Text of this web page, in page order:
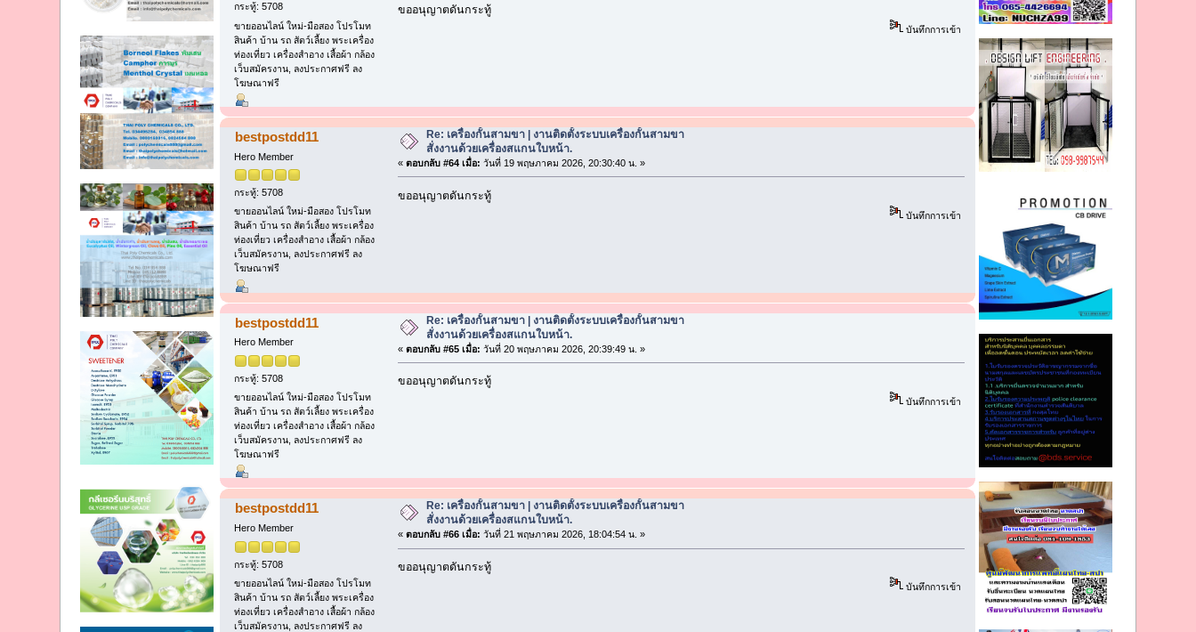
กระทู้: 5708
ขายออนไลน์ ใหม่-มือสอง โปรโมท
สินค้า บ้าน รถ สัตว์เลี้ยง พระเครื่อง
ท่องเที่ยว เครื่องสำอาง เสื้อผ้า กล้อง
เว็บสมัครงาน, ลงประกาศฟรี ลง
โฆษณาฟรี
ขออนุญาตดันกระทู้
บันทึกการเข้า
bestpostdd11
Hero Member
กระทู้: 5708
ขายออนไลน์ ใหม่-มือสอง โปรโมท
สินค้า บ้าน รถ สัตว์เลี้ยง พระเครื่อง
ท่องเที่ยว เครื่องสำอาง เสื้อผ้า กล้อง
เว็บสมัครงาน, ลงประกาศฟรี ลง
โฆษณาฟรี
Re: เครื่องกั้นสามขา | งานติดตั้งระบบเครื่องกั้นสามขา
สั่งงานด้วยเครื่องสแกนใบหน้า.
« ตอบกลับ #64 เมื่อ: วันที่ 19 พฤษภาคม 2026, 20:30:40 น. »
ขออนุญาตดันกระทู้
บันทึกการเข้า
bestpostdd11
Hero Member
กระทู้: 5708
ขายออนไลน์ ใหม่-มือสอง โปรโมท
สินค้า บ้าน รถ สัตว์เลี้ยง พระเครื่อง
ท่องเที่ยว เครื่องสำอาง เสื้อผ้า กล้อง
เว็บสมัครงาน, ลงประกาศฟรี ลง
โฆษณาฟรี
Re: เครื่องกั้นสามขา | งานติดตั้งระบบเครื่องกั้นสามขา
สั่งงานด้วยเครื่องสแกนใบหน้า.
« ตอบกลับ #65 เมื่อ: วันที่ 20 พฤษภาคม 2026, 20:39:49 น. »
ขออนุญาตดันกระทู้
บันทึกการเข้า
bestpostdd11
Hero Member
กระทู้: 5708
ขายออนไลน์ ใหม่-มือสอง โปรโมท
สินค้า บ้าน รถ สัตว์เลี้ยง พระเครื่อง
ท่องเที่ยว เครื่องสำอาง เสื้อผ้า กล้อง
เว็บสมัครงาน, ลงประกาศฟรี ลง
Re: เครื่องกั้นสามขา | งานติดตั้งระบบเครื่องกั้นสามขา
สั่งงานด้วยเครื่องสแกนใบหน้า.
« ตอบกลับ #66 เมื่อ: วันที่ 21 พฤษภาคม 2026, 18:04:54 น. »
ขออนุญาตดันกระทู้
บันทึกการเข้า